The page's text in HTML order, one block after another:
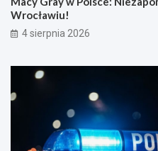
Wrocławiu!
4 sierpnia 2026